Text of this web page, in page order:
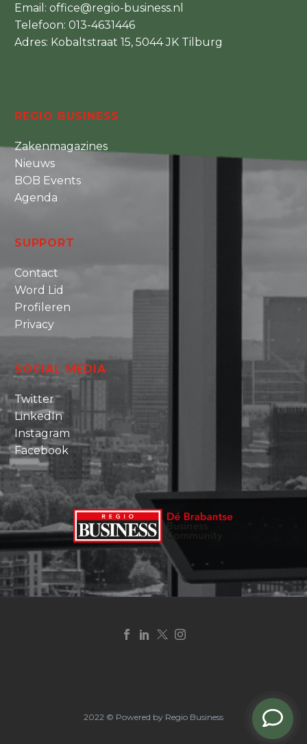
Email: office@regio-business.nl
Telefoon: 013-4631446
Adres: Kobaltstraat 15, 5044 JK Tilburg
REGIO BUSINESS
Zakenmagazines
Nieuws
BOB Events
Agenda
SUPPORT
Contact
Word Lid
Profileren
Privacy
SOCIAL MEDIA
Twitter
LinkedIn
Instagram
Facebook
2022 © Powered by Regio Business